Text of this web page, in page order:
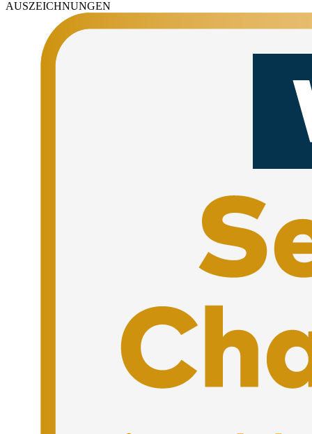
AUSZEICHNUNGEN